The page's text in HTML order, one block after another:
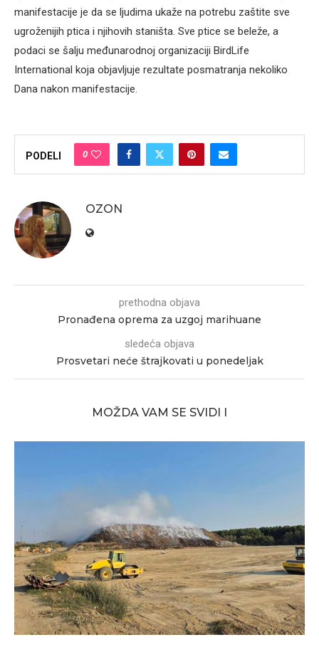
manifestacije je da se ljudima ukaže na potrebu zaštite sve
ugroženijih ptica i njihovih staništa. Sve ptice se beleže, a
podaci se šalju međunarodnoj organizaciji BirdLife
International koja objavljuje rezultate posmatranja nekoliko
Dana nakon manifestacije.
PODELI 0
OZON
prethodna objava
Pronađena oprema za uzgoj marihuane
sledeća objava
Prosvetari neće štrajkovati u ponedeljak
MOŽDA VAM SE SVIDI I